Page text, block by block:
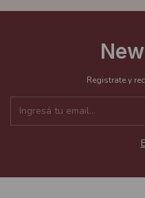
Registrate y